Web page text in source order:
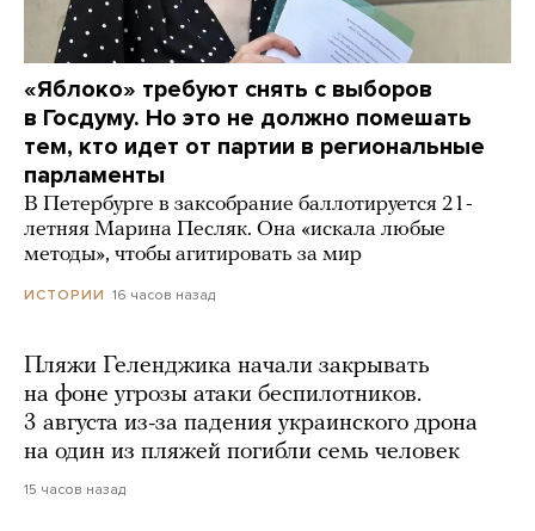
«Яблоко» требуют снять с выборов
в Госдуму. Но это не должно помешать
тем, кто идет от партии в региональные
парламенты
В Петербурге в заксобрание баллотируется 21-
летняя Марина Песляк. Она «искала любые
методы», чтобы агитировать за мир
ИСТОРИИ 16 часов назад
Пляжи Геленджика начали закрывать
на фоне угрозы атаки беспилотников.
3 августа из-за падения украинского дрона
на один из пляжей погибли семь человек
15 часов назад